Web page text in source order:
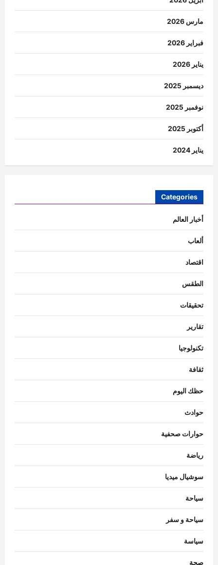
مارس 2026
فبراير 2026
يناير 2026
ديسمبر 2025
نوفمبر 2025
أكتوبر 2025
يناير 2024
Categories
أخبار العالم
ألعاب
اقتصاد
الطقس
تحقيقات
تقارير
تكنولوجيا
ثقافة
حظك اليوم
حوادث
حوارات صحفية
رياضة
سوشيال ميديا
سياحة
سياحة و سفر
سياسة
صحة